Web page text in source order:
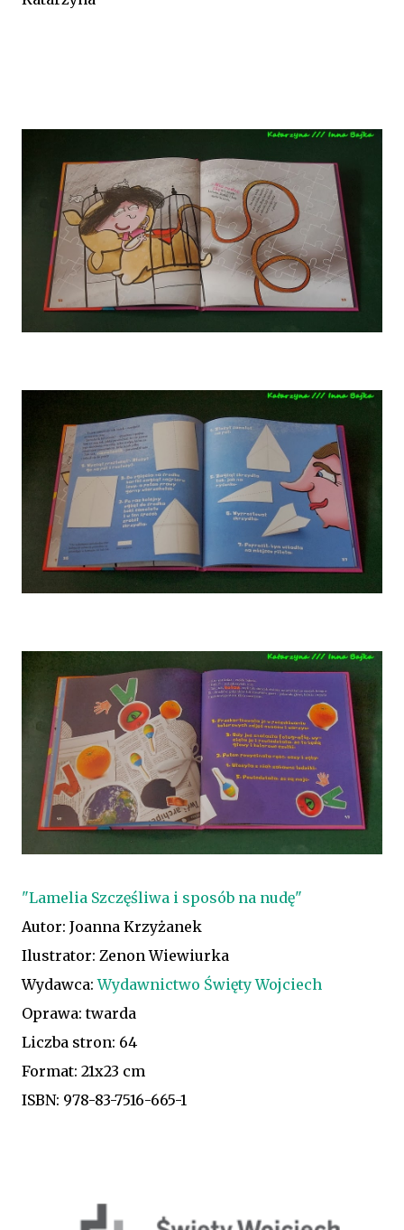
"Lamelia Szczęśliwa i sposób na nudę"
Autor: Joanna Krzyżanek
Ilustrator: Zenon Wiewiurka
Wydawca:Wydawnictwo Święty Wojciech
Oprawa: twarda
Liczba stron: 64
Format: 21x23 cm
ISBN: 978-83-7516-665-1